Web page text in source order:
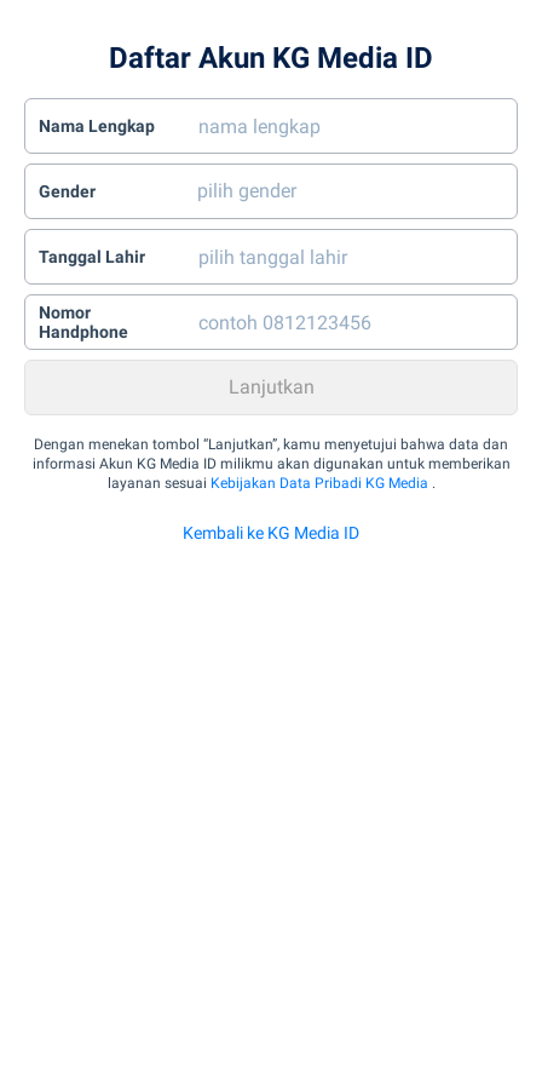
Daftar Akun KG Media ID
Nama Lengkap
Gender
Tanggal Lahir
Nomor
Handphone
Dengan menekan tombol “Lanjutkan”, kamu menyetujui bahwa data dan
informasi Akun KG Media ID milikmu akan digunakan untuk memberikan
layanan sesuai Kebijakan Data Pribadi KG Media .
Kembali ke KG Media ID